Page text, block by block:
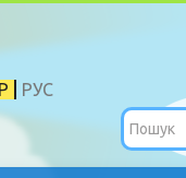
РУС